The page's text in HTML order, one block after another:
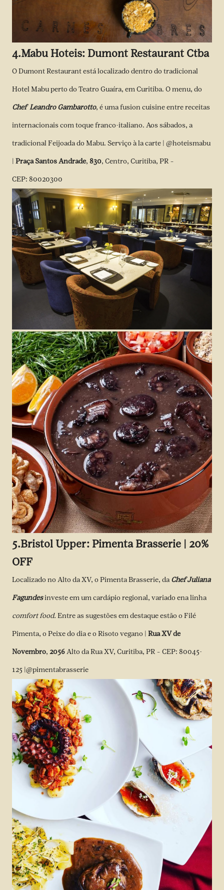
4.Mabu Hoteis: Dumont Restaurant Ctba
O Dumont Restaurant está localizado dentro do tradicional
Hotel Mabu perto do Teatro Guaíra, em Curitiba. O menu, do
ChefLeandro Gambarotto, é uma fusion cuisine entre receitas
internacionais com toque franco-italiano. Aos sábados, a
tradicional Feijoada do Mabu. Serviço à la carte | @hoteismabu
| Praça Santos Andrade, 830, Centro, Curitiba, PR –
CEP: 80020300
5.Bristol Upper: Pimenta Brasserie | 20%
OFF
Localizado no Alto da XV, o Pimenta Brasserie, da Chef Juliana
Fagundesinveste em um cardápio regional, variado ena linha
comfort food. Entre as sugestões em destaque estão o Filé
Pimenta, o Peixe do dia e o Risoto vegano | Rua XV de
Novembro, 2056Alto da Rua XV, Curitiba, PR – CEP: 80045-
125 |@pimentabrasserie